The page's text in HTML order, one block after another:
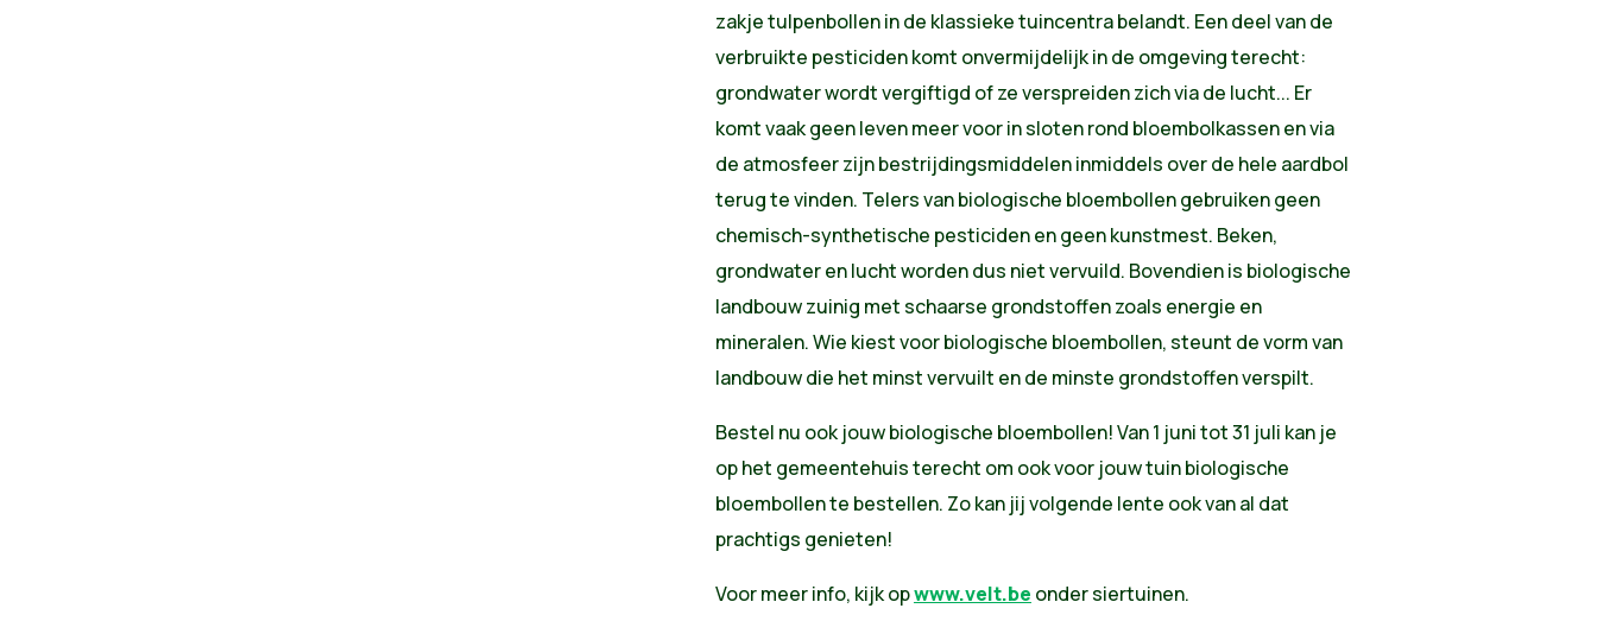
zakje tulpenbollen in de klassieke tuincentra belandt. Een deel van de
verbruikte pesticiden komt onvermijdelijk in de omgeving terecht:
grondwater wordt vergiftigd of ze verspreiden zich via de lucht... Er
komt vaak geen leven meer voor in sloten rond bloembolkassen en via
de atmosfeer zijn bestrijdingsmiddelen inmiddels over de hele aardbol
terug te vinden. Telers van biologische bloembollen gebruiken geen
chemisch-synthetische pesticiden en geen kunstmest. Beken,
grondwater en lucht worden dus niet vervuild. Bovendien is biologische
landbouw zuinig met schaarse grondstoffen zoals energie en
mineralen. Wie kiest voor biologische bloembollen, steunt de vorm van
landbouw die het minst vervuilt en de minste grondstoffen verspilt.
Bestel nu ook jouw biologische bloembollen! Van 1 juni tot 31 juli kan je
op het gemeentehuis terecht om ook voor jouw tuin biologische
bloembollen te bestellen. Zo kan jij volgende lente ook van al dat
prachtigs genieten!
Voor meer info, kijk opwww.velt.be onder siertuinen.